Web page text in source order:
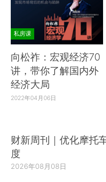
私房课
向松祚：宏观经济70
讲，带你了解国内外
经济大局
2022年04月06日
财新周刊｜优化摩托
度
2026年08月08日